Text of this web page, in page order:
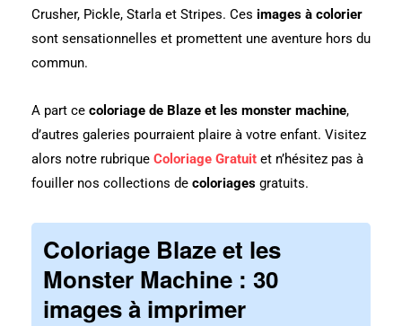
Crusher, Pickle, Starla et Stripes. Ces images à colorier
sont sensationnelles et promettent une aventure hors du
commun.
A part ce coloriage de Blaze et les monster machine,
d’autres galeries pourraient plaire à votre enfant. Visitez
alors notre rubrique Coloriage Gratuit et n’hésitez pas à
fouiller nos collections de coloriages gratuits.
Coloriage Blaze et les
Monster Machine : 30
images à imprimer